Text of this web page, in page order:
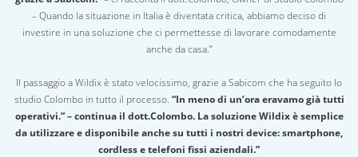
– Quando la situazione in Italia è diventata critica, abbiamo deciso di
investire in una soluzione che ci permettesse di lavorare comodamente
anche da casa.”
Il passaggio a Wildix è stato velocissimo, grazie a Sabicom che ha seguito lo
studio Colombo in tutto il processo. “In meno di un’ora eravamo già tutti
operativi.” – continua il dott.Colombo. La soluzione Wildix è semplice
da utilizzare e disponibile anche su tutti i nostri device: smartphone,
cordless e telefoni fissi aziendali.”